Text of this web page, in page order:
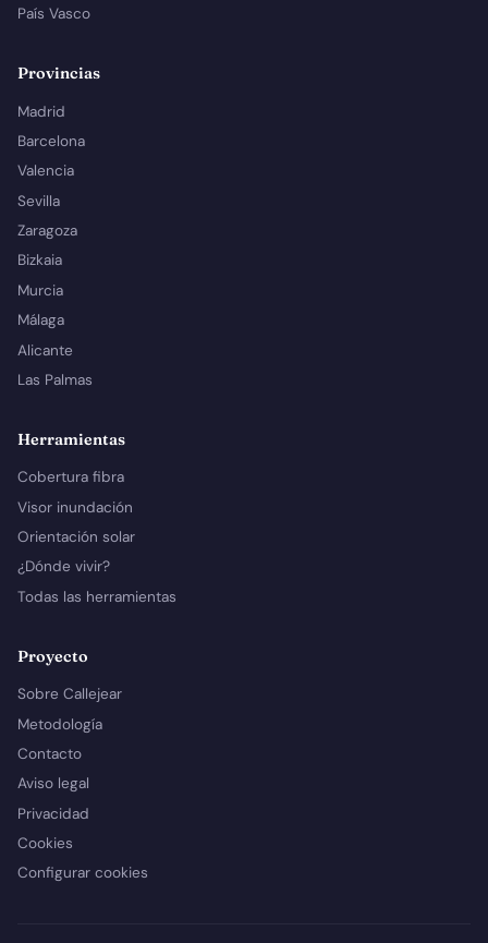
País Vasco
Provincias
Madrid
Barcelona
Valencia
Sevilla
Zaragoza
Bizkaia
Murcia
Málaga
Alicante
Las Palmas
Herramientas
Cobertura fibra
Visor inundación
Orientación solar
¿Dónde vivir?
Todas las herramientas
Proyecto
Sobre Callejear
Metodología
Contacto
Aviso legal
Privacidad
Cookies
Configurar cookies